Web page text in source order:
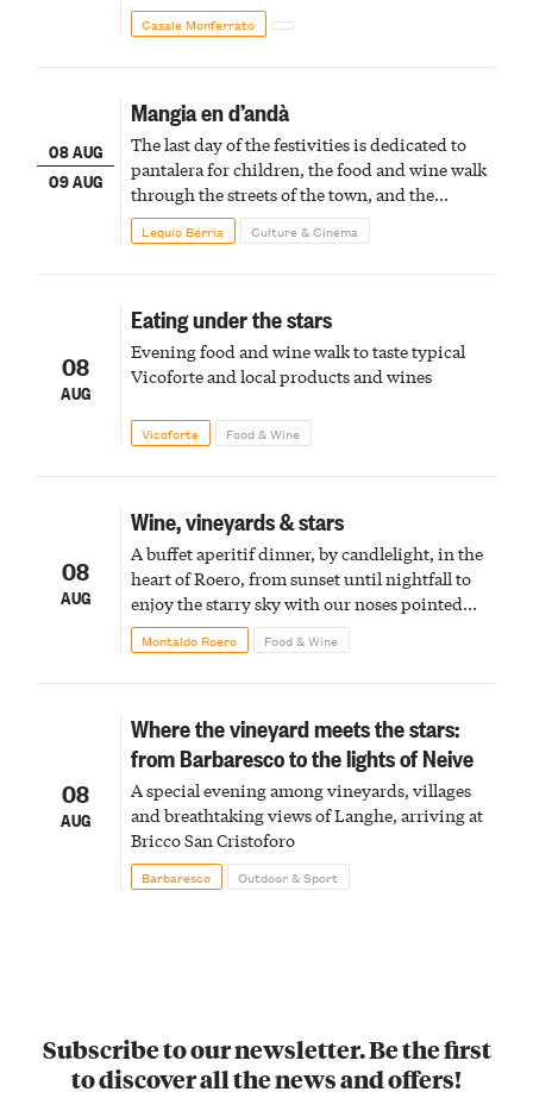
Casale Monferrato
08 AUG
09 AUG
Mangia en d’andà
The last day of the festivities is dedicated to
pantalera for children, the food and wine walk
through the streets of the town, and the
fireworks finale
Lequio Berria Culture & Cinema
08
AUG
Eating under the stars
Evening food and wine walk to taste typical
Vicoforte and local products and wines
Vicoforte Food & Wine
08
AUG
Wine, vineyards & stars
A buffet aperitif dinner, by candlelight, in the
heart of Roero, from sunset until nightfall to
enjoy the starry sky with our noses pointed
upward
Montaldo Roero Food & Wine
08
AUG
Where the vineyard meets the stars:
from Barbaresco to the lights of Neive
A special evening among vineyards, villages
and breathtaking views of Langhe, arriving at
Bricco San Cristoforo
Barbaresco Outdoor & Sport
Subscribe to our newsletter. Be the first
to discover all the news and offers!